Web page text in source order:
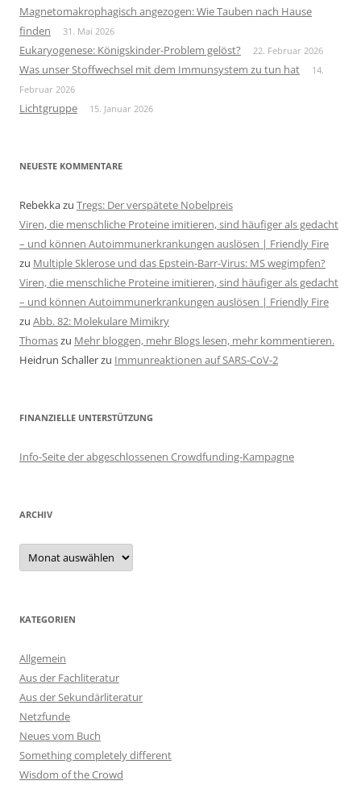
Magnetomakrophagisch angezogen: Wie Tauben nach Hause
finden
31. Mai 2026
Eukaryogenese: Königskinder-Problem gelöst? 22. Februar 2026
Was unser Stoffwechsel mit dem Immunsystem zu tun hat
14.
Februar 2026
Lichtgruppe 15. Januar 2026
NEUESTE KOMMENTARE
Rebekkazu Tregs: Der verspätete Nobelpreis
Viren, die menschliche Proteine imitieren, sind häufiger als gedacht
– und können Autoimmunerkrankungen auslösen | Friendly Fire
zu Multiple Sklerose und das Epstein-Barr-Virus: MS wegimpfen?
Viren, die menschliche Proteine imitieren, sind häufiger als gedacht
– und können Autoimmunerkrankungen auslösen | Friendly Fire
zu Abb. 82: Molekulare Mimikry
Thomaszu Mehr bloggen, mehr Blogs lesen, mehr kommentieren.
Heidrun Schallerzu Immunreaktionen auf SARS-CoV-2
FINANZIELLE UNTERSTÜTZUNG
Info-Seite der abgeschlossenen Crowdfunding-Kampagne
ARCHIV
Archiv
KATEGORIEN
Allgemein
Aus der Fachliteratur
Aus der Sekundärliteratur
Netzfunde
Neues vom Buch
Something completely different
Wisdom of the Crowd